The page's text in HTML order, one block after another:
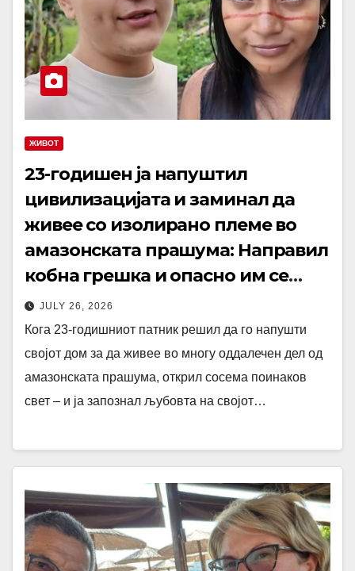
ЖИВОТ
23-годишен ја напуштил
цивилизацијата и заминал да
живее со изолирано племе во
амазонската прашума: Направил
кобна грешка и опасно им се
замерил, а го спасила убавата
Марија
JULY 26, 2026
Кога 23-годишниот патник решил да го напушти
својот дом за да живее во многу оддалечен дел од
амазонската прашума, открил сосема поинаков
свет – и ја запознал љубовта на својот…